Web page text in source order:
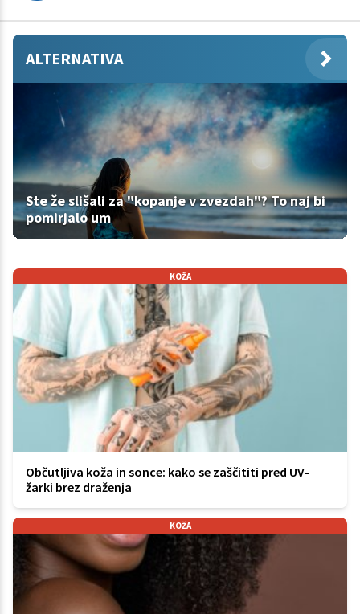
ALTERNATIVA
Ste že slišali za "kopanje v zvezdah"? To naj bi
pomirjalo um
KOŽA
Občutljiva koža in sonce: kako se zaščititi pred UV-
žarki brez draženja
KOŽA